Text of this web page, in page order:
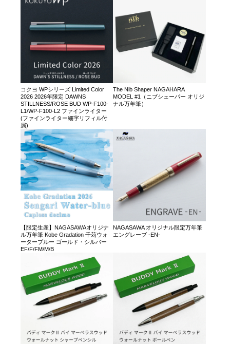
コクヨ WPシリーズ Limited Color
2026 2026年限定 DAWNS
STILLNESS/ROSE BUD WP-F100-
L1/WP-F100-L2 ファインライター
(ファインライター細字リフィル付
属)
The Nib Shaper NAGAHARA
MODEL #1（ニブシェーパー オリジ
ナル万年筆）
【限定生産】NAGASAWAオリジナ
ル万年筆 Kobe Gradation 千苅ウォ
ーターブルー ゴールド・シルバー
EF/F/FM/M/B
NAGASAWA オリジナル限定万年筆
エングレーブ -EN-